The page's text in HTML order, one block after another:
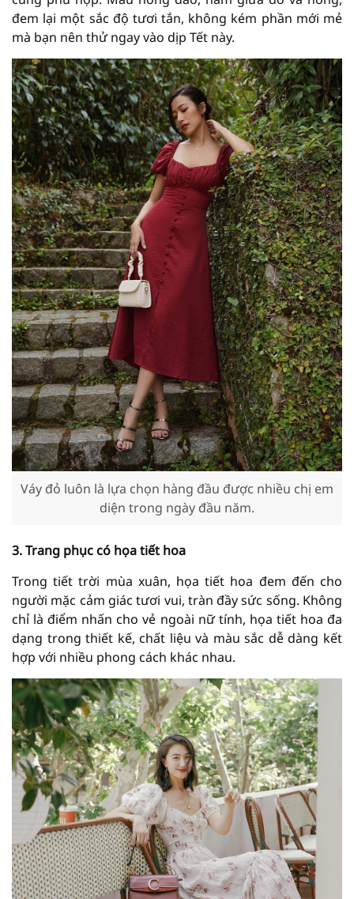
đem lại một sắc độ tươi tắn, không kém phần mới mẻ
mà bạn nên thử ngay vào dịp Tết này.
Váy đỏ luôn là lựa chọn hàng đầu được nhiều chị em
diện trong ngày đầu năm.
người mặc cảm giác tươi vui, tràn đầy sức sống. Không
chỉ là điểm nhấn cho vẻ ngoài nữ tính, họa tiết hoa đa
dạng trong thiết kế, chất liệu và màu sắc dễ dàng kết
hợp với nhiều phong cách khác nhau.